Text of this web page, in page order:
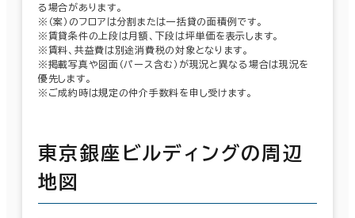
る場合があります。
※（案）のフロアは分割または一括貸の面積例です。
※賃貸条件の上段は月額、下段は坪単価を表示します。
※賃料、共益費は別途消費税の対象となります。
※掲載写真や図面（パース含む）が現況と異なる場合は現況を
優先します。
※ご成約時は規定の仲介手数料を申し受けます。
東京銀座ビルディングの周辺
地図